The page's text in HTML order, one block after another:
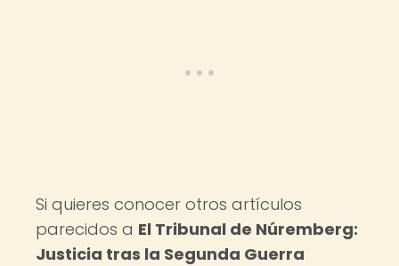
Si quieres conocer otros artículos
parecidos a El Tribunal de Núremberg:
Justicia tras la Segunda Guerra